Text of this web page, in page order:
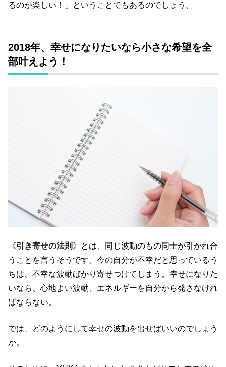
るのが楽しい！」ということでもあるのでしょう。
2018年、幸せになりたいなら小さな希望を全
部叶えよう！
《引き寄せの法則 》とは、同じ波動のもの同士が引かれ合
うことを言うそうです。今の自分が不幸だと思っているう
ちは、不幸な波動ばかり寄せつけてしまう。幸せになりた
いなら、心地よい波動、エネルギーを自分から発さなけれ
ばならない。
では、どのようにして幸せの波動を出せばいいのでしょう
か。